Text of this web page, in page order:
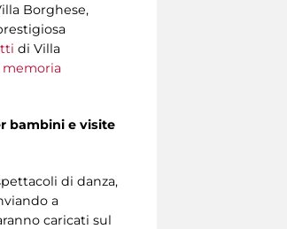
Borghese,
di Villa
memoria
bambini e visite
di danza,
a
caricati sul